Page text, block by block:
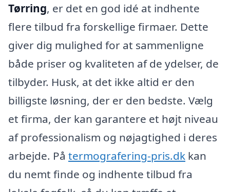
Tørring, er det en god idé at indhente
flere tilbud fra forskellige firmaer. Dette
giver dig mulighed for at sammenligne
både priser og kvaliteten af de ydelser, de
tilbyder. Husk, at det ikke altid er den
billigste løsning, der er den bedste. Vælg
et firma, der kan garantere et højt niveau
af professionalism og nøjagtighed i deres
arbejde. På termografering-pris.dk kan
du nemt finde og indhente tilbud fra